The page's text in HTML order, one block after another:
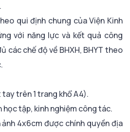
qui định chung của Viện Kinh
với năng lực và kết quả công
các chế độ về BHXH, BHYT theo
trên 1 trang khổ A4).
tập, kinh nghiệm công tác.
4x6cm được chính quyền địa